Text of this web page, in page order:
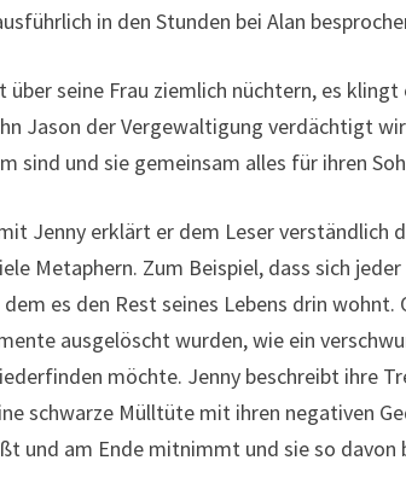
in den Stunden bei Alan
über seine Frau ziemlich nüchtern, es
Jason der Vergewaltigung verdächtigt
sind und sie gemeinsam alles für ihren
Jenny erklärt er dem Leser verständlich
Metaphern. Zum Beispiel, dass sich
es den Rest seines Lebens drin wohnt.
ausgelöscht wurden, wie ein
möchte. Jenny beschreibt ihre
schwarze Mülltüte mit ihren negativen
und am Ende mitnimmt und sie so davon